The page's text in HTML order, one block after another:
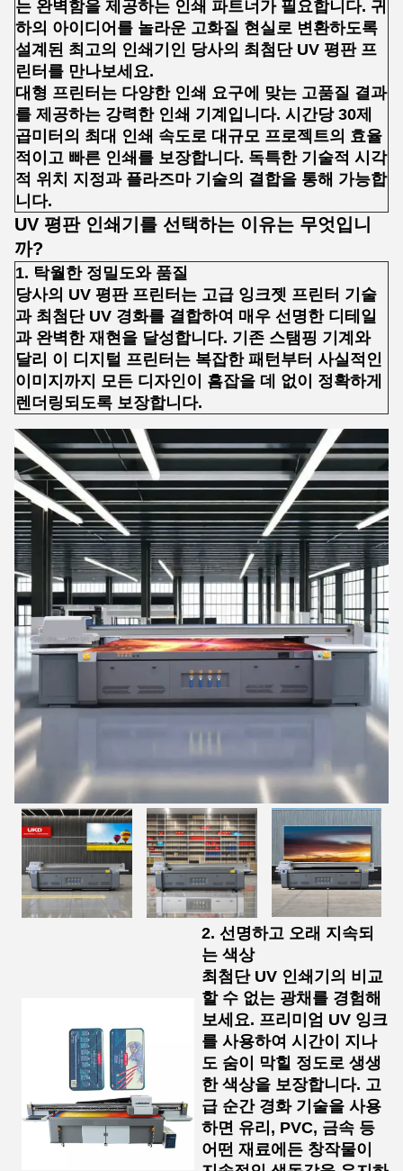
는 완벽함을 제공하는 인쇄 파트너가 필요합니다. 귀
하의 아이디어를 놀라운 고화질 현실로 변환하도록
설계된 최고의 인쇄기인 당사의 최첨단 UV 평판 프
린터를 만나보세요.
대형 프린터는 다양한 인쇄 요구에 맞는 고품질 결과
를 제공하는 강력한 인쇄 기계입니다. 시간당 30제
곱미터의 최대 인쇄 속도로 대규모 프로젝트의 효율
적이고 빠른 인쇄를 보장합니다. 독특한 기술적 시각
적 위치 지정과 플라즈마 기술의 결합을 통해 가능합
니다.
UV 평판 인쇄기를 선택하는 이유는 무엇입니
까?
1. 탁월한 정밀도와 품질
당사의 UV 평판 프린터는 고급 잉크젯 프린터 기술
과 최첨단 UV 경화를 결합하여 매우 선명한 디테일
과 완벽한 재현을 달성합니다. 기존 스탬핑 기계와
달리 이 디지털 프린터는 복잡한 패턴부터 사실적인
이미지까지 모든 디자인이 흠잡을 데 없이 정확하게
렌더링되도록 보장합니다.
2. 선명하고 오래 지속되
는 색상
최첨단 UV 인쇄기의 비교
할 수 없는 광채를 경험해
보세요. 프리미엄 UV 잉크
를 사용하여 시간이 지나
도 숨이 막힐 정도로 생생
한 색상을 보장합니다. 고
급 순간 경화 기술을 사용
하면 유리, PVC, 금속 등
어떤 재료에든 창작물이